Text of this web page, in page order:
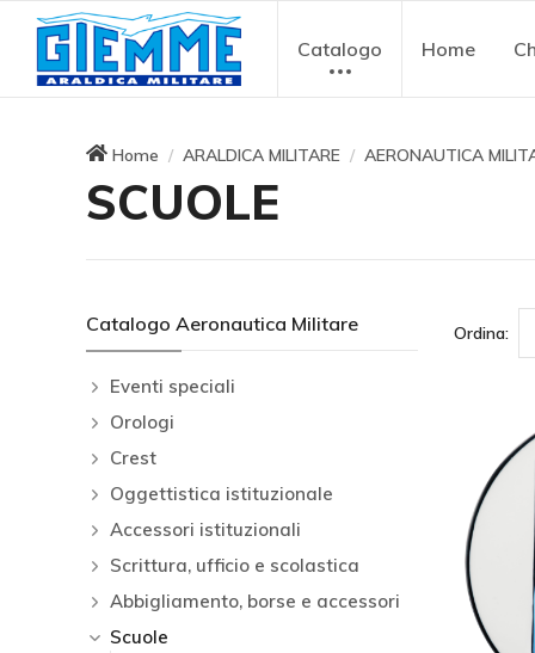
Catalogo Home
Home ARALDICA MILITARE AERONAUTICA
SCUOLE
Catalogo Aeronautica Militare
Eventi speciali
Orologi
Crest
Oggettistica istituzionale
Accessori istituzionali
Scrittura, ufficio e scolastica
Abbigliamento, borse e accessori
Scuole
Ordina: